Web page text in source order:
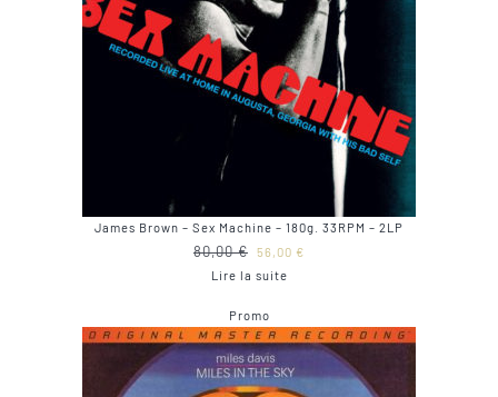
James Brown – Sex Machine – 180g. 33RPM – 2LP
80,00€
Le
prix
était :
80,00 €.
56,00 €
56,00 €.
Lire la suite
PromoProduit
en
promotion